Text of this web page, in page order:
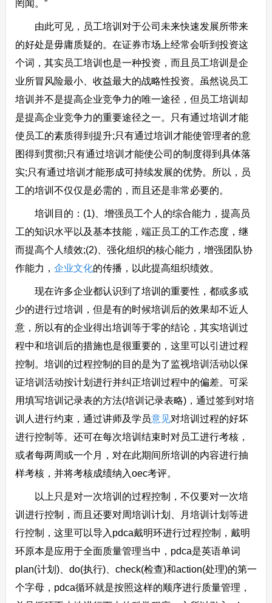
罔闻。”
由此可见，员工培训对于公司未来快速发展所带来
的好处是毋庸质疑的。在证券市场上经常会听到投资这
个词，其实员工培训也是一种投资，而且员工培训是企
业所冒风险最小、收益最大的战略性投资。虽然说员工
培训并不是提高企业竞争力的唯一途径，但员工培训却
是提高企业竞争力的重要途径之一。只有通过培训才能
使员工的素质得到提升;只有通过培训才能使管理者的意
图得到贯彻;只有通过培训才能使公司的制度得到具体落
实;只有通过培训才能形成可持续发展的优势。所以，员
工的培训不仅仅是必需的，而且还是非常必要的。
培训目的：(1)、增强员工个人的综合能力，提高员
工的知识水平以及基本技能，端正员工的工作态度，继
而提高个人绩效;(2)、强化组织的核心能力，增强团队协
作能力， 企业文化的传播，以此提高组织绩效。
现在许多企业都认识到了培训的重要性，都或多或
少的进行过培训，但是有的时候培训后的效果却不近人
意，所以有的企业得出培训等于零的结论，其实培训过
程中和培训后的措施也是很重要的，这里可以引进过程
控制。培训的过程控制的目的是为了监视培训活动以保
证培训活动按计划进行并纠正培训过程中的偏差。可采
用填写培训记录表的方法(培训记录表略)，通过签到对培
训人进行约束，通过讲师及学员意见对培训过程的好坏
进行控制等。还可在每次培训结束时对员工进行考核，
或者每两周或一个月，对在此期间所培训的内容进行抽
样考核，并将考核成绩纳入oec考评。
以上只是对一次培训的过程控制，不仅要对一次培
训进行控制，而且还要对周培训计划、月培训计划等进
行控制，这里可以导入pdca戴明环进行过程控制，戴明
环原本是应用于全面质量管理当中，pdca是英语单词
plan(计划)、do(执行)、check(检查)和action(处理)的第一
个字母，pdca循环就是按照这样的顺序进行质量管理，